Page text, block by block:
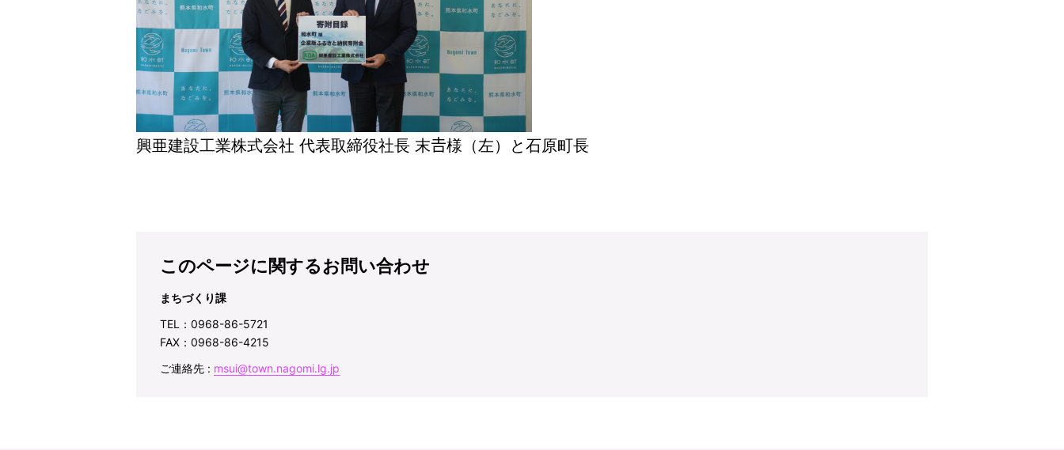
興亜建設工業株式会社 代表取締役社長 末𠮷様（左）と石原町長
このページに関するお問い合わせ
まちづくり課
TEL：0968-86-5721
FAX：0968-86-4215
ご連絡先 : msui@town.nagomi.lg.jp